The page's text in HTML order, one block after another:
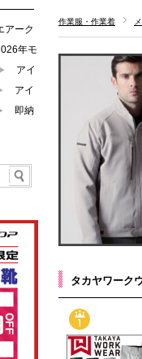
作業服・作業着
タカヤワーク
アーク
年モ
アイ
アイ
即納